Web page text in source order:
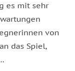
es mit sehr
von
das Spiel,